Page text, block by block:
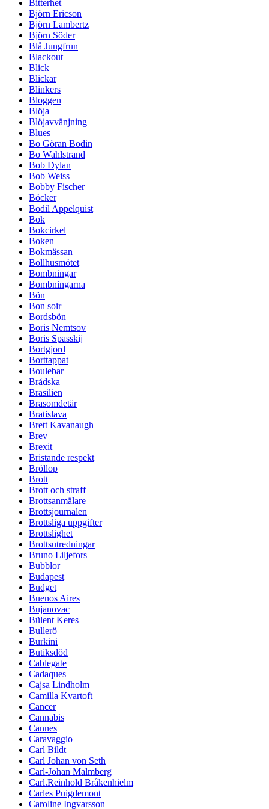
Bitterhet
Björn Ericson
Björn Lambertz
Björn Söder
Blå Jungfrun
Blackout
Blick
Blickar
Blinkers
Bloggen
Blöja
Blöjavvänjning
Blues
Bo Göran Bodin
Bo Wahlstrand
Bob Dylan
Bob Weiss
Bobby Fischer
Böcker
Bodil Appelquist
Bok
Bokcirkel
Boken
Bokmässan
Bollhusmötet
Bombningar
Bombningarna
Bön
Bon soir
Bordsbön
Boris Nemtsov
Boris Spasskij
Bortgjord
Borttappat
Boulebar
Brådska
Brasilien
Brasomdetär
Bratislava
Brett Kavanaugh
Brev
Brexit
Bristande respekt
Bröllop
Brott
Brott och straff
Brottsanmälare
Brottsjournalen
Brottsliga uppgifter
Brottslighet
Brottsutredningar
Bruno Liljefors
Bubblor
Budapest
Budget
Buenos Aires
Bujanovac
Bülent Keres
Bullerö
Burkini
Butiksdöd
Cablegate
Cadaques
Cajsa Lindholm
Camilla Kvartoft
Cancer
Cannabis
Cannes
Caravaggio
Carl Bildt
Carl Johan von Seth
Carl-Johan Malmberg
Carl.Reinhold Bråkenhielm
Carles Puigdemont
Caroline Ingvarsson